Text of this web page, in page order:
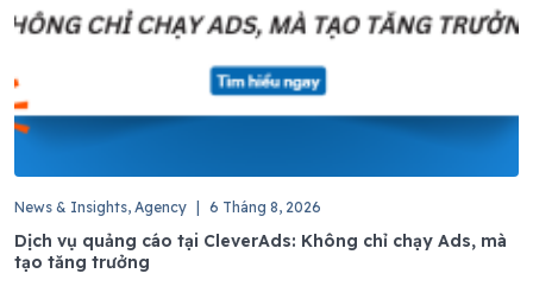
News & Insights, Agency 6 Tháng 8, 2026
Dịch vụ quảng cáo tại CleverAds: Không chỉ chạy Ads, mà
tạo tăng trưởng